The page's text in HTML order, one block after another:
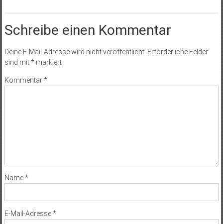
Schreibe einen Kommentar
Deine E-Mail-Adresse wird nicht veröffentlicht. Erforderliche Felder
sind mit*markiert
Kommentar*
Name*
E-Mail-Adresse*